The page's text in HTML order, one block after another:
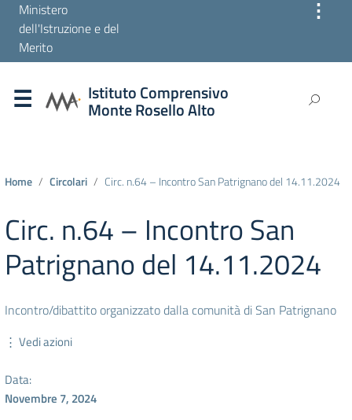
Ministero
dell'Istruzione e del
Merito
⋮
Istituto Comprensivo
Monte Rosello Alto
Home Circolari Circ. n.64 – Incontro San Patrignano del 14.11.2024
Circ. n.64 – Incontro San
Patrignano del 14.11.2024
Incontro/dibattito organizzato dalla comunità di San Patrignano
⋮ Vedi azioni
Data:
Novembre 7, 2024